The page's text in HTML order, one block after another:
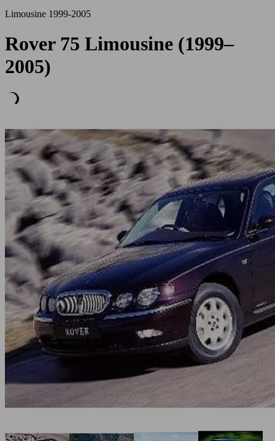
Limousine 1999-2005
Rover 75 Limousine (1999–
2005)